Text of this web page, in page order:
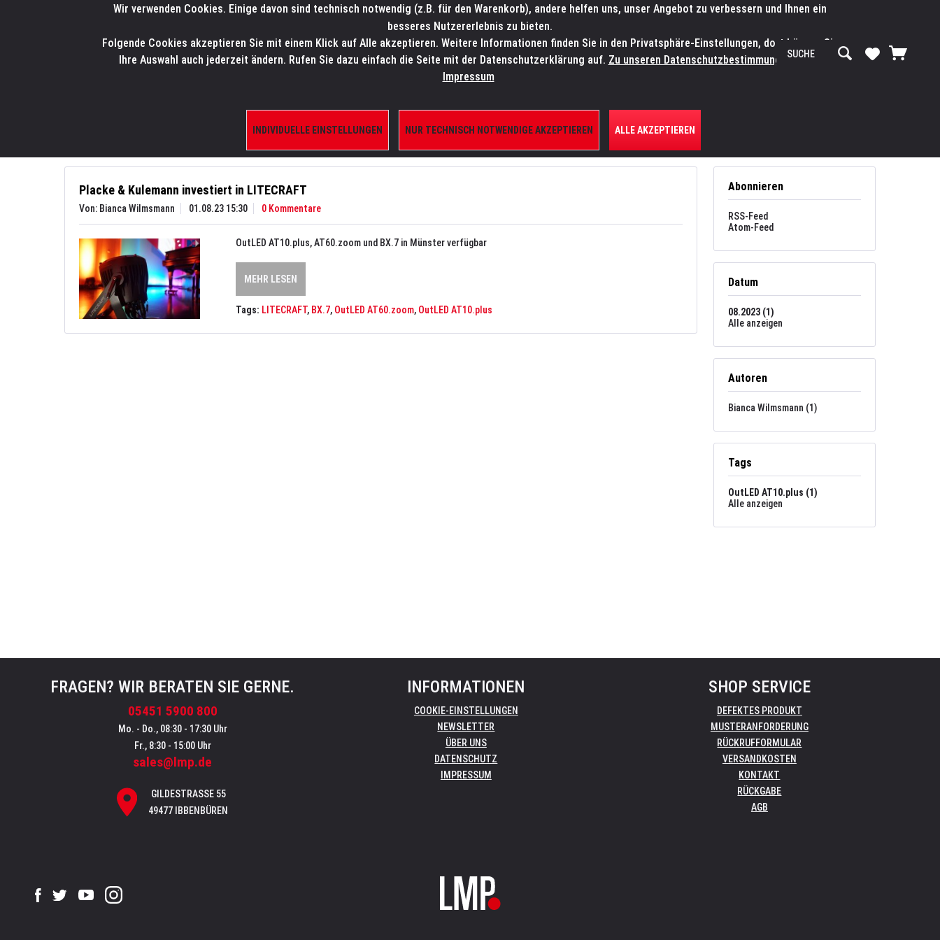
SALES-HOTLINE: +49 5451 5900-800 24/7: sales@lmp.de SERVICE-WERKSTATT Service/Hilfe
HOME PRODUKTE/SHOP MARKEN AKTUELLES SERVICE ÜBER UNS
Abonnieren
RSS-Feed
Atom-Feed
Datum
08.2023 (1)
Alle anzeigen
Autoren
Bianca Wilmsmann (1)
Tags
OutLED AT10.plus (1)
Alle anzeigen
Placke & Kulemann investiert in LITECRAFT
Von: Bianca Wilmsmann 01.08.23 15:30 0 Kommentare
OutLED AT10.plus, AT60.zoom und BX.7 in Münster verfügbar
MEHR LESEN
Tags: LITECRAFT, BX.7, OutLED AT60.zoom, OutLED AT10.plus
FRAGEN? WIR BERATEN SIE GERNE.
05451 5900 800
Mo. - Do., 08:30 - 17:30 Uhr
Fr., 8:30 - 15:00 Uhr
sales@lmp.de
GILDESTRASSE 55
49477 IBBENBÜREN
INFORMATIONEN
COOKIE-EINSTELLUNGEN
NEWSLETTER
ÜBER UNS
DATENSCHUTZ
IMPRESSUM
SHOP SERVICE
DEFEKTES PRODUKT
MUSTERANFORDERUNG
RÜCKRUFFORMULAR
VERSANDKOSTEN
KONTAKT
RÜCKGABE
AGB
Wir verwenden Cookies. Einige davon sind technisch notwendig (z.B. für den Warenkorb), andere helfen uns, unser Angebot zu verbessern und Ihnen ein
besseres Nutzererlebnis zu bieten.
Folgende Cookies akzeptieren Sie mit einem Klick auf Alle akzeptieren. Weitere Informationen finden Sie in den Privatsphäre-Einstellungen, dort können Sie
Ihre Auswahl auch jederzeit ändern. Rufen Sie dazu einfach die Seite mit der Datenschutzerklärung auf. Zu unseren Datenschutzbestimmungen. Zum
Impressum
INDIVIDUELLE EINSTELLUNGEN NUR TECHNISCH NOTWENDIGE AKZEPTIEREN ALLE AKZEPTIEREN